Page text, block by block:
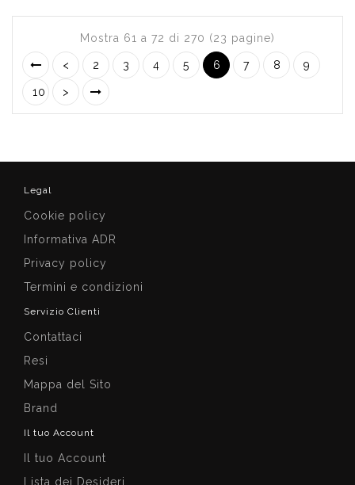
Mostra 61 a 72 di 270 (23 pagine)
< 2 3 4 5 6 7 8 9
10 >
Legal
Cookie policy
Informativa ADR
Privacy policy
Termini e condizioni
Servizio Clienti
Contattaci
Resi
Mappa del Sito
Brand
Il tuo Account
Il tuo Account
Lista dei Desideri